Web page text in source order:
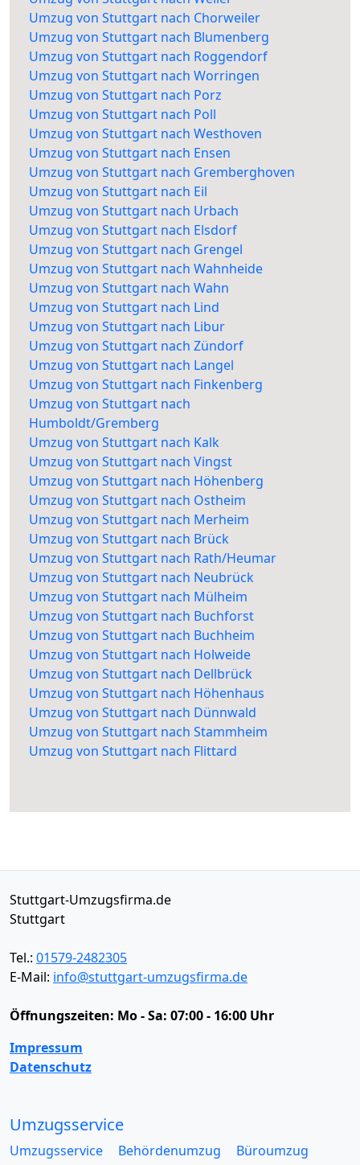
Umzug von Stuttgart nach Chorweiler
Umzug von Stuttgart nach Blumenberg
Umzug von Stuttgart nach Roggendorf
Umzug von Stuttgart nach Worringen
Umzug von Stuttgart nach Porz
Umzug von Stuttgart nach Poll
Umzug von Stuttgart nach Westhoven
Umzug von Stuttgart nach Ensen
Umzug von Stuttgart nach Gremberghoven
Umzug von Stuttgart nach Eil
Umzug von Stuttgart nach Urbach
Umzug von Stuttgart nach Elsdorf
Umzug von Stuttgart nach Grengel
Umzug von Stuttgart nach Wahnheide
Umzug von Stuttgart nach Wahn
Umzug von Stuttgart nach Lind
Umzug von Stuttgart nach Libur
Umzug von Stuttgart nach Zündorf
Umzug von Stuttgart nach Langel
Umzug von Stuttgart nach Finkenberg
Umzug von Stuttgart nach
Humboldt/Gremberg
Umzug von Stuttgart nach Kalk
Umzug von Stuttgart nach Vingst
Umzug von Stuttgart nach Höhenberg
Umzug von Stuttgart nach Ostheim
Umzug von Stuttgart nach Merheim
Umzug von Stuttgart nach Brück
Umzug von Stuttgart nach Rath/Heumar
Umzug von Stuttgart nach Neubrück
Umzug von Stuttgart nach Mülheim
Umzug von Stuttgart nach Buchforst
Umzug von Stuttgart nach Buchheim
Umzug von Stuttgart nach Holweide
Umzug von Stuttgart nach Dellbrück
Umzug von Stuttgart nach Höhenhaus
Umzug von Stuttgart nach Dünnwald
Umzug von Stuttgart nach Stammheim
Umzug von Stuttgart nach Flittard
Stuttgart-Umzugsfirma.de
Stuttgart
Tel.: 01579-2482305
E-Mail: info@stuttgart-umzugsfirma.de
Öffnungszeiten: Mo - Sa: 07:00 - 16:00 Uhr
Impressum
Datenschutz
Umzugsservice
Umzugsservice Behördenumzug
Büroumzug